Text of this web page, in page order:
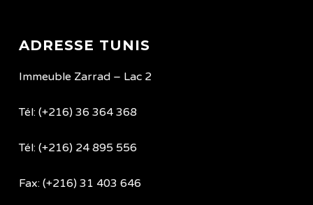
ADRESSE TUNIS
Immeuble Zarrad – Lac 2
Tél: (+216) 36 364 368
Tél: (+216) 24 895 556
Fax: (+216) 31 403 646